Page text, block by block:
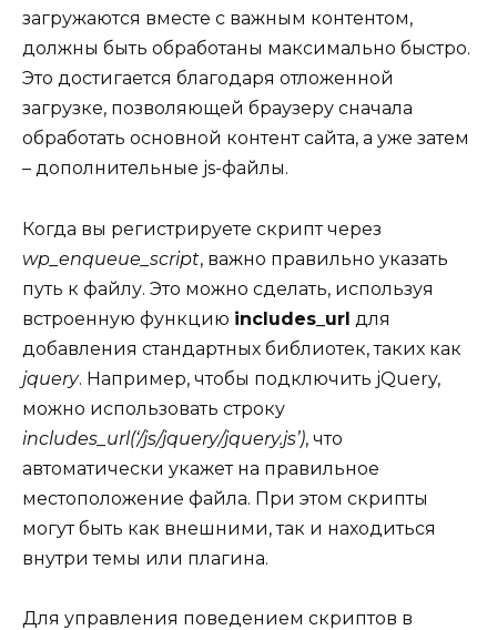
загружаются вместе с важным контентом,
должны быть обработаны максимально быстро.
Это достигается благодаря отложенной
загрузке, позволяющей браузеру сначала
обработать основной контент сайта, а уже затем
– дополнительные js-файлы.
Когда вы регистрируете скрипт через
wp_enqueue_script, важно правильно указать
путь к файлу. Это можно сделать, используя
встроенную функцию includes_url для
добавления стандартных библиотек, таких как
jquery. Например, чтобы подключить jQuery,
можно использовать строку
includes_url(‘/js/jquery/jquery.js’), что
автоматически укажет на правильное
местоположение файла. При этом скрипты
могут быть как внешними, так и находиться
внутри темы или плагина.
Для управления поведением скриптов в